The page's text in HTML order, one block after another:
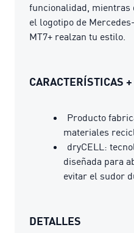
funcionalidad, mientras
el logotipo de
MT7+ realzan tu estilo.
CARACTERÍSTICAS
Producto
materiales
dryCELL:
diseñada para
evitar el sudor
DETALLES